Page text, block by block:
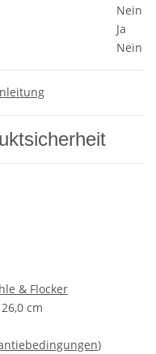
Nein
Ja
Nein
& Flocker
cm
)